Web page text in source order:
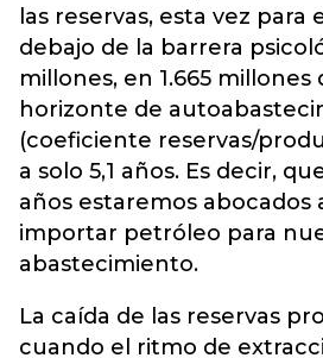
las reservas, esta vez para
debajo de la barrera
millones, en 1.665 millones
horizonte de
(coeficiente reservas/
a solo 5,1 años. Es decir,
años estaremos abocados
importar petróleo para
abastecimiento.
La caída de las reservas
cuando el ritmo de